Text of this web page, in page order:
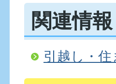
関連情報
引越し・住